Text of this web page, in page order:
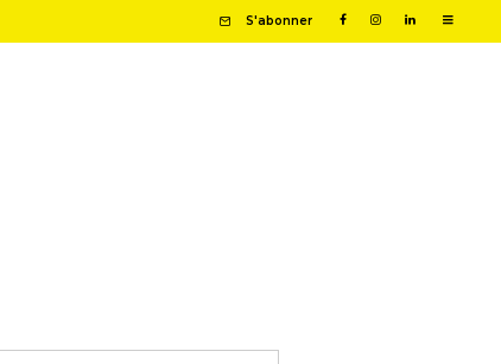
S'abonner